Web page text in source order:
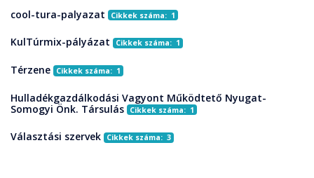
cool-tura-palyazat Cikkek száma: 1
KulTúrmix-pályázat Cikkek száma: 1
Térzene Cikkek száma: 1
Hulladékgazdálkodási Vagyont Működtető Nyugat-
Somogyi Önk. Társulás
Cikkek száma: 1
Választási szervek Cikkek száma: 3